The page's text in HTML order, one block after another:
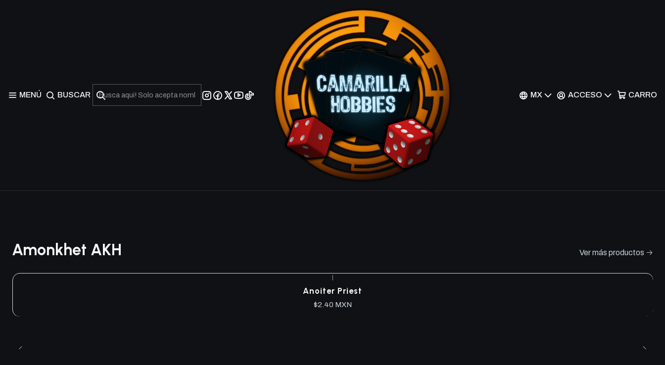
MENÚ BUSCAR MX ACCESO CARRO
Electrify - AKH
Cantidad
Agregar al Carrito
|
Mostrar stock de ubicaciones
COMPARTIR ESTE PRODUCTO
Amonkhet AKH Ver más productos
Anoiter Priest
$2.40 MXN